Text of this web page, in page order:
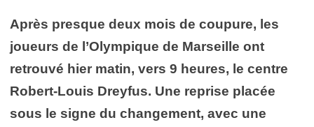
Après presque deux mois de coupure, les
joueurs de l’Olympique de Marseille ont
retrouvé hier matin, vers 9 heures, le centre
Robert-Louis Dreyfus. Une reprise placée
sous le signe du changement, avec une